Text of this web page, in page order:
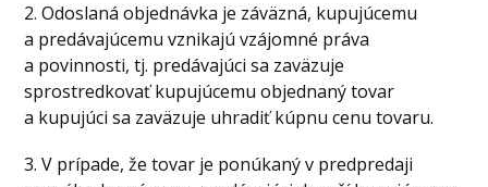
2. Odoslaná objednávka je záväzná, kupujúcemu
a predávajúcemu vznikajú vzájomné práva
a povinnosti, tj. predávajúci sa zaväzuje
sprostredkovať kupujúcemu objednaný tovar
a kupujúci sa zaväzuje uhradiť kúpnu cenu tovaru.
3. V prípade, že tovar je ponúkaný v predpredaji